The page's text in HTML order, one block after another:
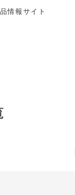
情報サイト